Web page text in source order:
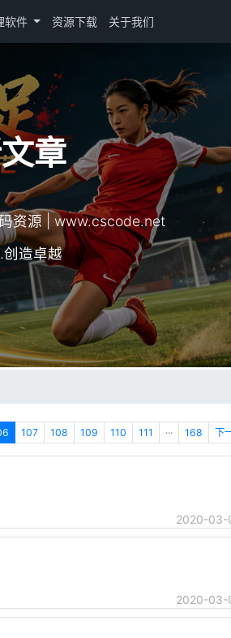
软件 资源下载 关于我们
章
资源 | www.cscode.net
创造卓越
107 108 109 110 111 ··· 168 下
2020-03-
2020-03-